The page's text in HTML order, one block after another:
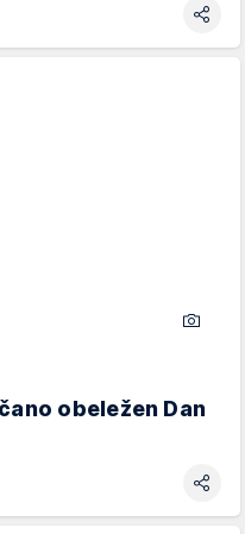
obeležen Dan